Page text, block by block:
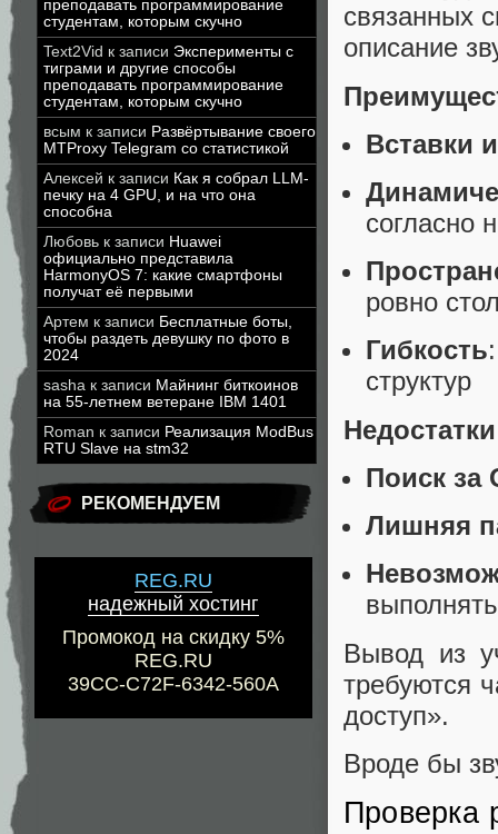
преподавать программирование
студентам, которым скучно
Text2Vid к записи Эксперименты с
тиграми и другие способы
преподавать программирование
студентам, которым скучно
всым к записи Развёртывание своего
MTProxy Telegram со статистикой
Алексей к записи Как я собрал LLM-
печку на 4 GPU, и на что она
способна
Любовь к записи Huawei
официально представила
HarmonyOS 7: какие смартфоны
получат её первыми
Артем к записи Бесплатные боты,
чтобы раздеть девушку по фото в
2024
sasha к записи Майнинг биткоинов
на 55-летнем ветеране IBM 1401
Roman к записи Реализация ModBus
RTU Slave на stm32
РЕКОМЕНДУЕМ
REG.RU
надежный хостинг
Промокод на скидку 5%
REG.RU
39CC-C72F-6342-560A
связанных
описание
Вставки
согласно
ровно
Гибкость
структур
Поиск за
Лишняя
Вывод из
требуются
доступ».
Вроде бы
Проверка